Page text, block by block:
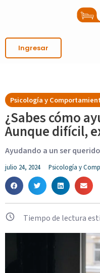
Ingresar
Psicología y
¿Sabes cómo
Aunque difícil,
Ayudando a un ser querido
julio 24, 2024 Psicología y
Tiempo de lectura